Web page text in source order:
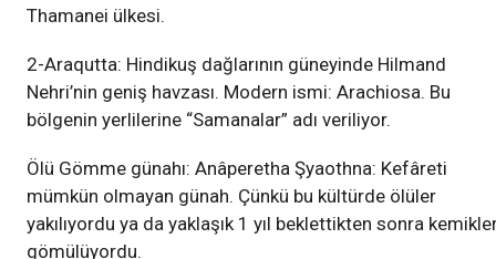
Thamanei ülkesi.
2-Araqutta: Hindikuş dağlarının güneyinde Hilmand
Nehri’nin geniş havzası. Modern ismi: Arachiosa. Bu
bölgenin yerlilerine “Samanalar” adı veriliyor.
Ölü Gömme günahı: Anâperetha Şyaothna: Kefâreti
mümkün olmayan günah. Çünkü bu kültürde ölüler
yakılıyordu ya da yaklaşık 1 yıl beklettikten sonra
gömülüyordu.